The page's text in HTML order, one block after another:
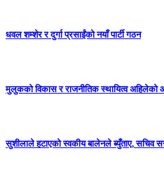
धवल शम्शेर र दुर्गा प्रसाईंको नयाँ पार्टी गठन
मुलुकको विकास र राजनीतिक स्थायित्व
सुशीलाले हटाएको स्वकीय बालेनले ब्युँताए, सचिव